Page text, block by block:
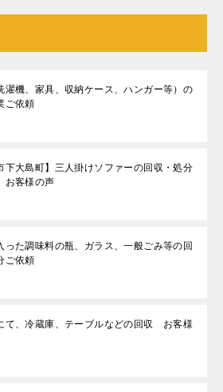
濯機、家具、収納ケース、ハンガー等）の
ご依頼
下大島町】三人掛けソファーの回収・処分
客様の声
った調味料の瓶、ガラス、一般ごみ等の回
ご依頼
て、冷蔵庫、テーブルなどの回収 お客様